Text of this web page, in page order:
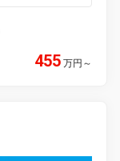
455 万円 ～